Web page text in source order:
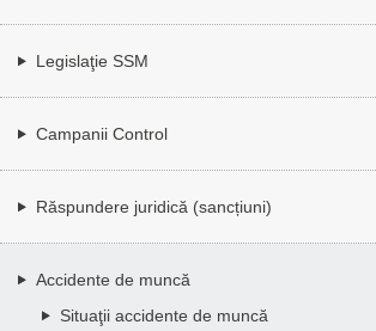
Legislaţie SSM
Campanii Control
Răspundere juridică (sancțiuni)
Accidente de muncă
Situaţii accidente de muncă